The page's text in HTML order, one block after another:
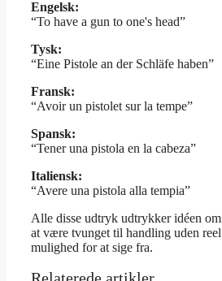
Engelsk:
“To have a gun to one's head”
Tysk:
“Eine Pistole an der Schläfe haben”
Fransk:
“Avoir un pistolet sur la tempe”
Spansk:
“Tener una pistola en la cabeza”
Italiensk:
“Avere una pistola alla tempia”
Alle disse udtryk udtrykker idéen om
at være tvunget til handling uden reel
mulighed for at sige fra.